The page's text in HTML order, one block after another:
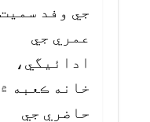
جي وفد سميت
عمري جي
ادائيگي،
خانه ڪعبه ۾
حاضري جي